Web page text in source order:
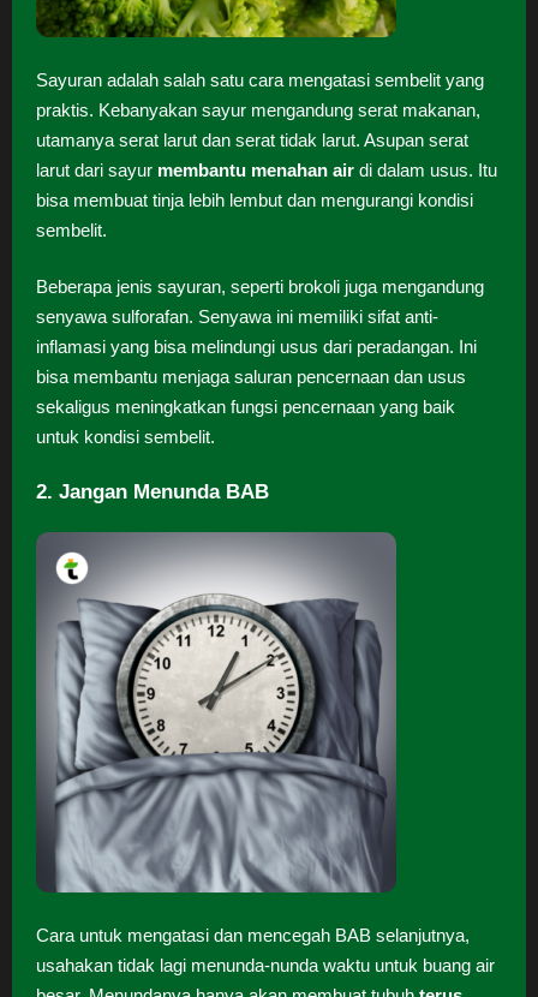
Sayuran adalah salah satu cara mengatasi sembelit yang
praktis. Kebanyakan sayur mengandung serat makanan,
utamanya serat larut dan serat tidak larut. Asupan serat
larut dari sayur membantu menahan air di dalam usus. Itu
bisa membuat tinja lebih lembut dan mengurangi kondisi
sembelit.
Beberapa jenis sayuran, seperti brokoli juga mengandung
senyawa sulforafan. Senyawa ini memiliki sifat anti-
inflamasi yang bisa melindungi usus dari peradangan. Ini
bisa membantu menjaga saluran pencernaan dan usus
sekaligus meningkatkan fungsi pencernaan yang baik
untuk kondisi sembelit.
2. Jangan Menunda BAB
Cara untuk mengatasi dan mencegah BAB selanjutnya,
usahakan tidak lagi menunda-nunda waktu untuk buang air